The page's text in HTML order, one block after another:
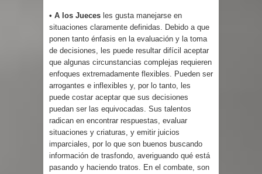
• A los Jueces les gusta manejarse en
situaciones claramente definidas. Debido a que
ponen tanto énfasis en la evaluación y la toma
de decisiones, les puede resultar difícil aceptar
que algunas circunstancias complejas requieren
enfoques extremadamente flexibles. Pueden ser
arrogantes e inflexibles y, por lo tanto, les
puede costar aceptar que sus decisiones
puedan ser las equivocadas. Sus talentos
radican en encontrar respuestas, evaluar
situaciones y criaturas, y emitir juicios
imparciales, por lo que son buenos buscando
información de trasfondo, averiguando qué está
pasando y haciendo tratos. En el combate, son